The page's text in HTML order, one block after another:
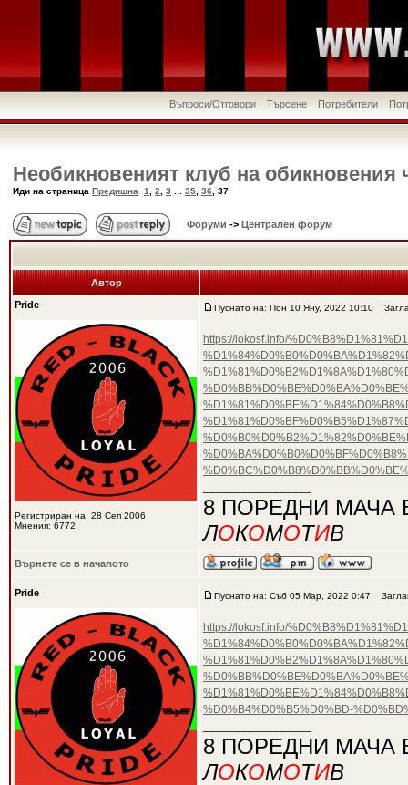
Въпроси/Отговори Търсене Потребители
Необикновеният клуб на обикновения
Иди на страница Предишна 1 2 3 35 36 37
Форуми -> Централен форум
Автор
Pride
Регистриран на: 28 Сеп 2006
Мнения: 6772
Пуснато на: Пон 10 Яну, 2022 10:10
https://lokosf.info/
8 ПОРЕДНИ МАЧА
ЛОКОМОТИВ
Върнете се в началото
Pride Пуснато на: Съб 05 Мар, 2022 0:47
https://lokosf.info/
%D0%B4%D0%B5%D0%BD-
8 ПОРЕДНИ МАЧА
ЛОКОМОТИВ